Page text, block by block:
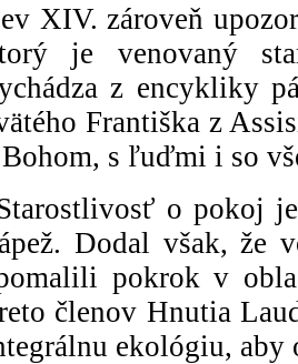
XIV. zároveň
je venovaný
z encykliky
Františka z
s ľuďmi i so
o pokoj
Dodal však, že
pokrok v
členov Hnutia
ekológiu,